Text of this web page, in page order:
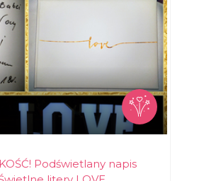
Podświetlany napis